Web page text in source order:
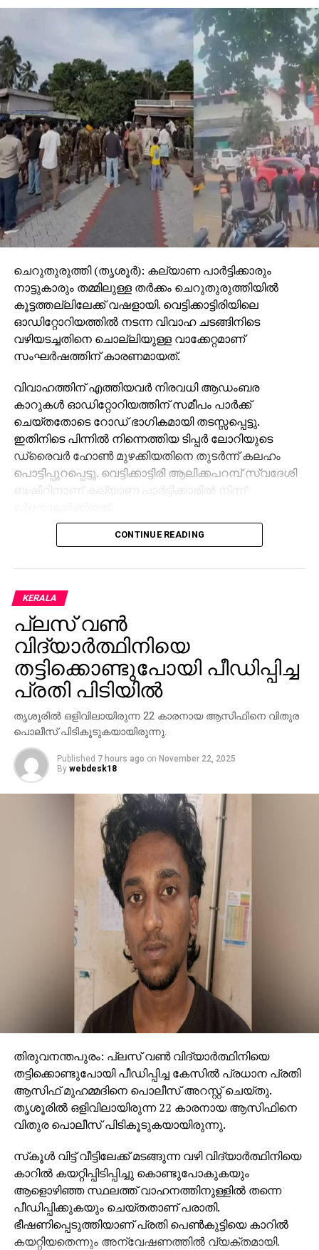
സ്ഥലത്തുനിന്ന് മാറിപ്പോകാന്‍ പറഞ്ഞതില്‍
പ്രകോപിതരായ പ്രതികള്‍ ആദ്യം ഹെല്‍മറ്റ്
ഉപയോഗിച്ചും തുടര്‍ന്ന് ഇരുമ്പുദണ്ഡ് ഉപയോഗിച്ചും
അലനെ മര്‍ദിച്ചു. അവസാനം അജിന്‍
കൈയിലുണ്ടായിരുന്ന കത്തി ഉപയോഗിച്ച് അലന്റെ
ഇടത് നെഞ്ചില്‍ കുത്തുകയായിരുന്നുവെന്ന് പൊലീസ്
വ്യക്തമാക്കി.
ചെറുതുരുത്തി (തൃശൂര്‍): കല്യാണ പാര്‍ട്ടിക്കാരും
നാട്ടുകാരും തമ്മിലുള്ള തര്‍ക്കം ചെറുതുരുത്തിയില്‍
കൂട്ടത്തല്ലിലേക്ക് വഷളായി. വെട്ടിക്കാട്ടിരിയിലെ
ഓഡിറ്റോറിയത്തില്‍ നടന്ന വിവാഹ ചടങ്ങിനിടെ
വഴിയടച്ചതിനെ ചൊല്ലിയുള്ള വാക്കേറ്റമാണ്
സംഘര്‍ഷത്തിന് കാരണമായത്.
വിവാഹത്തിന് എത്തിയവര്‍ നിരവധി ആഡംബര
കാറുകള്‍ ഓഡിറ്റോറിയത്തിന് സമീപം പാര്‍ക്ക്
ചെയ്തതോടെ റോഡ് ഭാഗികമായി തടസ്സപ്പെട്ടു.
ഇതിനിടെ പിന്നില്‍ നിന്നെത്തിയ ടിപ്പര്‍ ലോറിയുടെ
ഡ്രൈവര്‍ ഹോണ്‍ മുഴക്കിയതിനെ തുടര്‍ന്ന് കലഹം
പൊട്ടിപ്പുറപ്പെട്ടു. വെട്ടിക്കാട്ടിരി ആലിക്കപറമ്പ് സ്വദേശി
ബഷീറിനാണ് കല്യാണ പാര്‍ട്ടിക്കാരില്‍ നിന്ന്
ഡ്രൈവറെ മര്‍ദിച്ചതിനെ നാട്ടുകാര്‍ ചോദ്യം
ചെറുതുരുത്തി പൊലീസ് ലാത്തി വീശിയാണ്
ഇരുവിഭാഗങ്ങളെയും പിരിച്ചുവിട്ടത്. സംഭവവുമായി
ബന്ധപ്പെട്ട് അഞ്ച് വാഹനങ്ങള്‍ പൊലീസ്
കസ്റ്റഡിയിലെടുത്തിട്ടുണ്ട്.
CONTINUE READING
KERALA
പ്ലസ് വണ്‍
വിദ്യാര്‍ത്ഥിനിയെ
തട്ടിക്കൊണ്ടുപോയി പീഡിപ്പിച്ച
പ്രതി പിടിയില്‍
തൃശൂരില്‍ ഒളിവിലായിരുന്ന 22 കാരനായ ആസിഫിനെ വിതുര
പൊലീസ് പിടികൂടുകയായിരുന്നു.
Published 7 hours ago on November 22, 2025
By webdesk18
തിരുവനന്തപുരം: പ്ലസ് വണ്‍ വിദ്യാര്‍ത്ഥിനിയെ
തട്ടിക്കൊണ്ടുപോയി പീഡിപ്പിച്ച കേസില്‍ പ്രധാന പ്രതി
ആസിഫ് മുഹമ്മദിനെ പൊലീസ് അറസ്റ്റ് ചെയ്തു.
തൃശൂരില്‍ ഒളിവിലായിരുന്ന 22 കാരനായ ആസിഫിനെ
വിതുര പൊലീസ് പിടികൂടുകയായിരുന്നു.
സ്‌കൂള്‍ വിട്ട് വീട്ടിലേക്ക് മടങ്ങുന്ന വഴി വിദ്യാര്‍ത്ഥിനിയെ
കാറില്‍ കയറ്റിപ്പിടിപ്പിച്ചു കൊണ്ടുപോകുകയും
ആളൊഴിഞ്ഞ സ്ഥലത്ത് വാഹനത്തിനുള്ളില്‍ തന്നെ
പീഡിപ്പിക്കുകയും ചെയ്തതാണ് പരാതി.
ഭീഷണിപ്പെടുത്തിയാണ് പ്രതി പെണ്‍കുട്ടിയെ കാറില്‍
കയറ്റിയതെന്നും അന്വേഷണത്തില്‍ വ്യക്തമായി.